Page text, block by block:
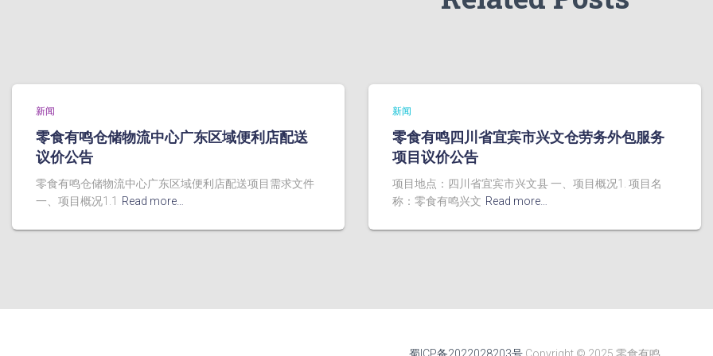
新闻
零食有鸣仓储物流中心广东区域便利店配送
议价公告
零食有鸣仓储物流中心广东区域便利店配送项目需求文件
一、项目概况1.1
Read more…
新闻
零食有鸣四川省宜宾市兴文仓劳务外包服务
项目议价公告
项目地点：四川省宜宾市兴文县 一、项目概况1. 项目名
称：零食有鸣兴文 Read more…